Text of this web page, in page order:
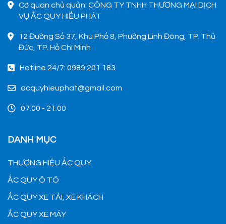
Cơ quan chủ quản: CÔNG TY TNHH THƯƠNG MẠI DỊCH
VỤ ẮC QUY HIẾU PHÁT
12 Đường Số 37, Khu Phố 8, Phường Linh Đông, TP. Thủ
Đức, TP. Hồ Chí Minh
Hotline 24/7: 0989 201 183
acquyhieuphat@gmail.com
07:00 - 21:00
DANH MỤC
THƯƠNG HIỆU ẮC QUY
ẮC QUY Ô TÔ
ẮC QUY XE TẢI, XE KHÁCH
ẮC QUY XE MÁY